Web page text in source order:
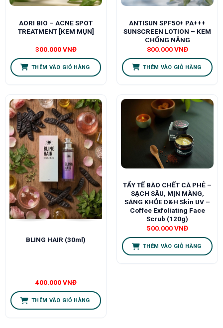
AORI BIO – ACNE SPOT
TREATMENT [KEM MỤN]
300.000VNĐ
THÊM VÀO GIỎ HÀNG
ANTISUN SPF50+ PA+++
SUNSCREEN LOTION – KEM
CHỐNG NẮNG
800.000VNĐ
THÊM VÀO GIỎ HÀNG
BLING HAIR (30ml)
400.000VNĐ
THÊM VÀO GIỎ HÀNG
TẨY TẾ BÀO CHẾT CÀ PHÊ –
SẠCH SÂU, MỊN MÀNG,
SÁNG KHỎE D&H Skin UV –
Coffee Exfoliating Face
Scrub (120g)
500.000VNĐ
THÊM VÀO GIỎ HÀNG